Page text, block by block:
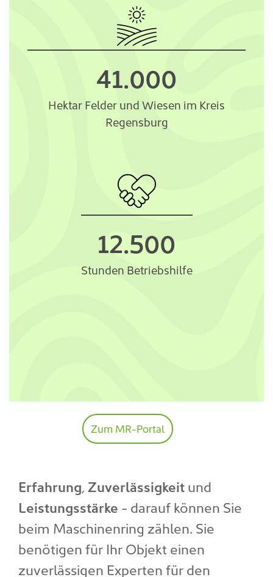
41.000
Hektar Felder und Wiesen im Kreis
Regensburg
12.500
Stunden Betriebshilfe
Zum MR-Portal
Erfahrung,Zuverlässigkeitund
Leistungsstärke - darauf können Sie
beim Maschinenring zählen. Sie
benötigen für Ihr Objekt einen
zuverlässigen Experten für den